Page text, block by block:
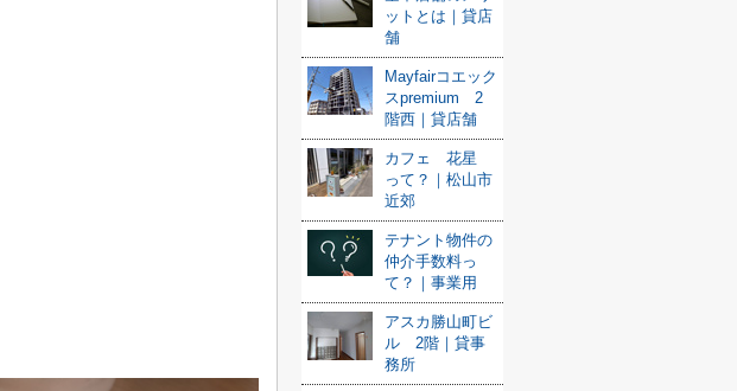
ットとは｜貸店
舗
Mayfairコエック
スpremium 2
階西｜貸店舗
カフェ 花星
って？｜松山市
近郊
テナント物件の
仲介手数料っ
て？｜事業用
アスカ勝山町ビ
ル 2階｜貸事
務所